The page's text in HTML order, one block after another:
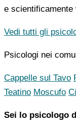
e scientificamente
Vedi tutti gli
Psicologi nei
Cappelle sul Tavo
Teatino Moscufo
Sei lo psicologo